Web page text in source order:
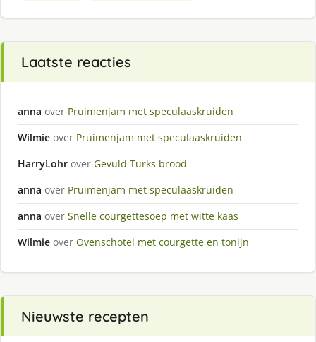
Laatste reacties
anna over Pruimenjam met speculaaskruiden
Wilmie over Pruimenjam met speculaaskruiden
HarryLohr over Gevuld Turks brood
anna over Pruimenjam met speculaaskruiden
anna over Snelle courgettesoep met witte kaas
Wilmie over Ovenschotel met courgette en tonijn
Nieuwste recepten